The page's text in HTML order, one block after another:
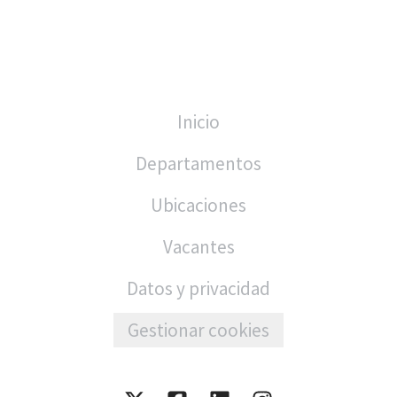
Inicio
Departamentos
Ubicaciones
Vacantes
Datos y privacidad
Gestionar cookies